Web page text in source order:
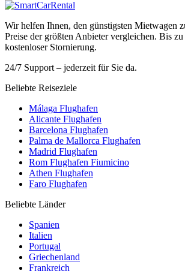
Wir helfen Ihnen, den günstigsten Mietwagen
Preise der größten Anbieter vergleichen. Bis
kostenloser Stornierung.
24/7 Support – jederzeit für Sie da.
Beliebte Reiseziele
Málaga Flughafen
Alicante Flughafen
Barcelona Flughafen
Palma de Mallorca Flughafen
Madrid Flughafen
Rom Flughafen Fiumicino
Athen Flughafen
Faro Flughafen
Beliebte Länder
Spanien
Italien
Portugal
Griechenland
Frankreich